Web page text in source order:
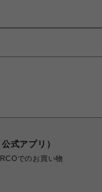
式アプリ）
でのお買い物